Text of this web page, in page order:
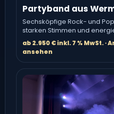
Partyband aus
Sechsköpfige Rock- und
starken Stimmen und
Tanzflächen.
ab 2.950 € inkl. 7 % MwSt.
ansehen